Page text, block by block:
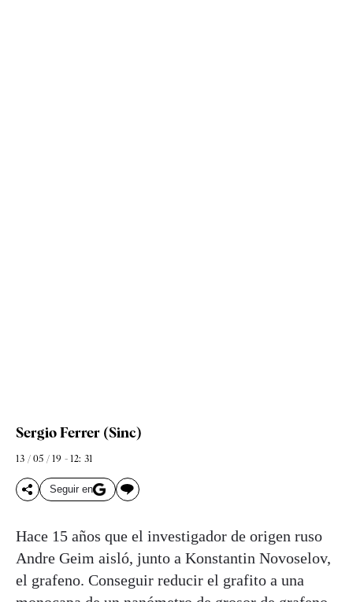
Sergio Ferrer (Sinc)
13 / 05 / 19 - 12: 31
Seguir en
Hace 15 años que el investigador de origen ruso
Andre Geim aisló, junto a Konstantin Novoselov,
el grafeno. Conseguir reducir el grafito a una